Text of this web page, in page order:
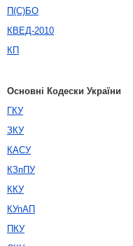
П(С)БО
КВЕД-2010
КП
Основні Кодески України
ГКУ
ЗКУ
КАСУ
КЗпПУ
ККУ
КУпАП
ПКУ